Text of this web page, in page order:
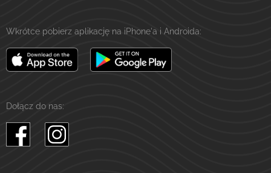
Wkrótce pobierz aplikację na iPhone'a i Androida:
Dołącz do nas: